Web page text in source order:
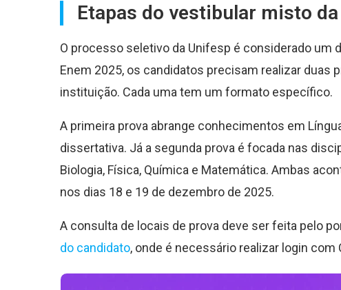
Etapas do vestibular misto
O processo seletivo da Unifesp é considerado um
Enem 2025, os candidatos precisam realizar duas
instituição. Cada uma tem um formato específico.
A primeira prova abrange conhecimentos em
dissertativa. Já a segunda prova é focada nas
Biologia, Física, Química e Matemática. Ambas
nos dias 18 e 19 de dezembro de 2025.
A consulta de locais de prova deve ser feita pelo
do candidato, onde é necessário realizar login